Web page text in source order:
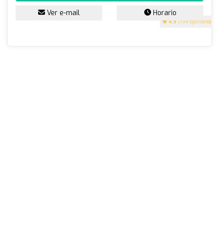
4.9 (194 opiniones)
Ver e-mail Horario